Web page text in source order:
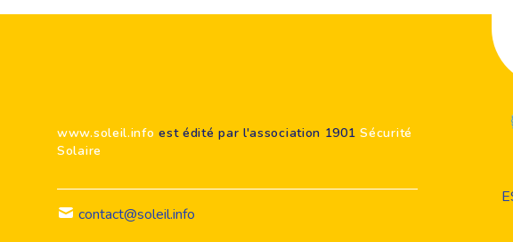
www.soleil.info est édité par l'association 1901Sécurité
Solaire
contact@soleil.info